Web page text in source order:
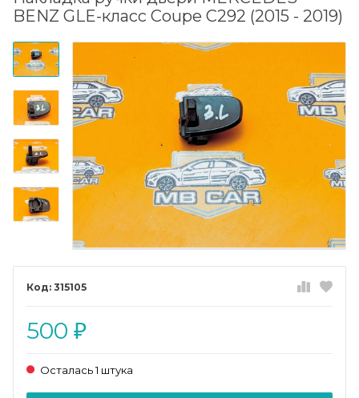
BENZ GLE-класс Coupe C292 (2015 - 2019)
315105
500 ₽
Осталась 1 штука